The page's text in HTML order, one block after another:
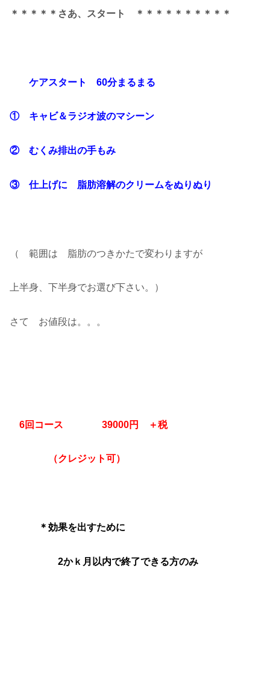
＊＊＊＊＊さあ、スタート ＊＊＊＊＊＊＊＊＊＊
ケアスタート 60分まるまる
① キャビ＆ラジオ波のマシーン
② むくみ排出の手もみ
③ 仕上げに 脂肪溶解のクリームをぬりぬり
（ 範囲は 脂肪のつきかたで変わりますが
上半身、下半身でお選び下さい。）
さて お値段は。。。
6回コース 39000円 ＋税
（クレジット可）
＊効果を出すために
2かｋ月以内で終了できる方のみ